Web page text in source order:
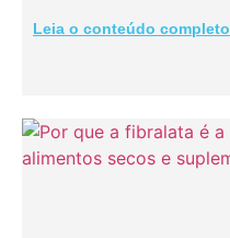
Leia o conteúdo completo